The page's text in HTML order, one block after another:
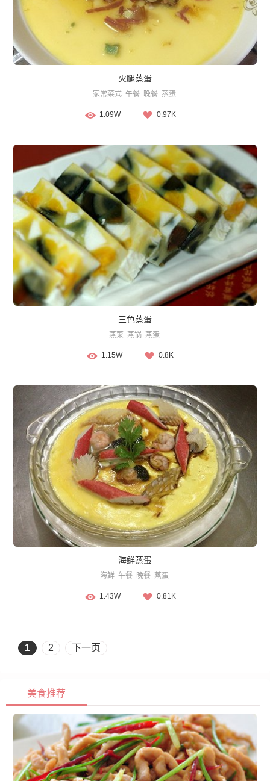
火腿蒸蛋
家常菜式 午餐 晚餐 蒸蛋
1.09W 0.97K
三色蒸蛋
蒸菜 蒸锅 蒸蛋
1.15W 0.8K
海鲜蒸蛋
海鲜 午餐 晚餐 蒸蛋
1.43W 0.81K
1 2 下一页
美食推荐